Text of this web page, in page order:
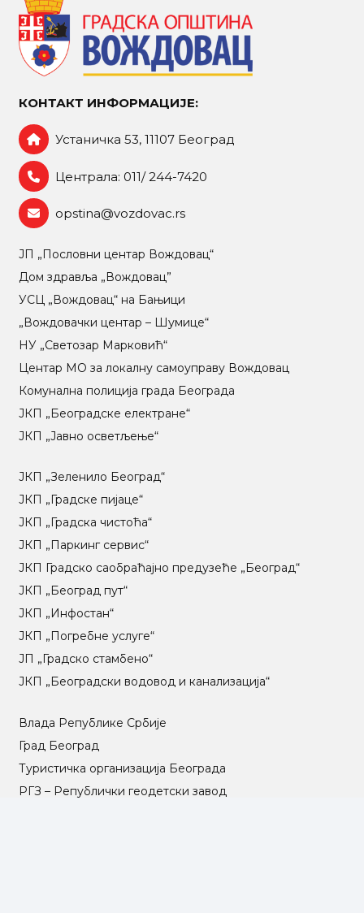
КОНТАКТ ИНФОРМАЦИЈЕ:
Устаничка 53, 11107 Београд
Централа: 011/ 244-7420
opstina@vozdovac.rs
ЈП „Пословни центар Вождовац“
Дом здравља „Вождовац”
УСЦ „Вождовац“ на Бањици
„Вождовачки центар – Шумице“
НУ „Светозар Марковић“
Центар МO за локалну самоуправу Вождовац
Комунална полиција града Београда
ЈКП „Београдске електране“
ЈКП „Јавно осветљење“
ЈКП „Зеленило Београд“
ЈКП „Градске пијаце“
ЈКП „Градска чистоћа“
ЈКП „Паркинг сервис“
ЈКП Градско саобраћајно предузеће „Београд“
ЈКП „Београд пут“
ЈКП „Инфостан“
ЈКП „Погребне услуге“
ЈП „Градско стамбено“
ЈКП „Београдски водовод и канализација“
Влада Републике Србије
Град Београд
Туристичка организација Београда
РГЗ – Републички геодетски завод